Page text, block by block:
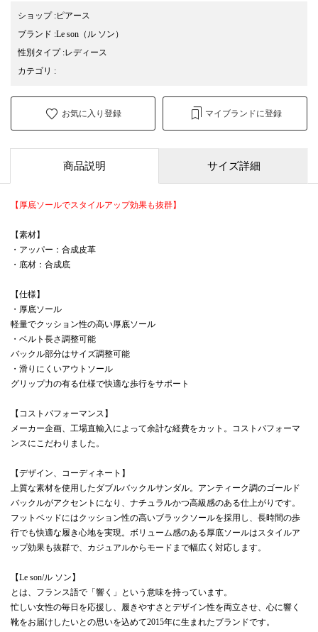
ショップ:ピアース
ブランド :Le son （ル ソン）
性別タイプ:レディース
カテゴリ :
お気に入り登録 マイブランドに登録
商品説明 サイズ詳細
【厚底ソールでスタイルアップ効果も抜群】
【素材】
・アッパー：合成皮革
・底材：合成底
【仕様】
・厚底ソール
軽量でクッション性の高い厚底ソール
・ベルト長さ調整可能
バックル部分はサイズ調整可能
・滑りにくいアウトソール
グリップ力の有る仕様で快適な歩行をサポート
【コストパフォーマンス】
メーカー企画、工場直輸入によって余計な経費をカット。コストパフォーマ
ンスにこだわりました。
【デザイン、コーディネート】
上質な素材を使用したダブルバックルサンダル。アンティーク調のゴールド
バックルがアクセントになり、ナチュラルかつ高級感のある仕上がりです。
フットベッドにはクッション性の高いブラックソールを採用し、長時間の歩
行でも快適な履き心地を実現。ボリューム感のある厚底ソールはスタイルア
ップ効果も抜群で、カジュアルからモードまで幅広く対応します。
【Le son/ル ソン】
とは、フランス語で「響く」という意味を持っています。
忙しい女性の毎日を応援し、履きやすさとデザイン性を両立させ、心に響く
靴をお届けしたいとの思いを込めて2015年に生まれたブランドです。